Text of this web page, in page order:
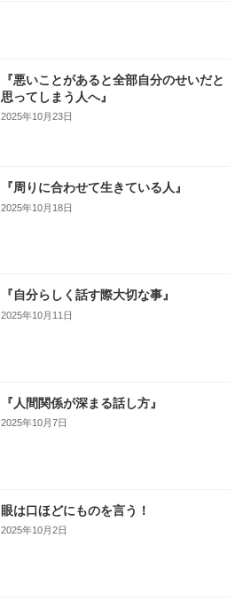
『悪いことがあると全部自分のせいだと
思ってしまう人へ』
2025年10月23日
『周りに合わせて生きている人』
2025年10月18日
『自分らしく話す際大切な事』
2025年10月11日
『人間関係が深まる話し方』
2025年10月7日
眼は口ほどにものを言う！
2025年10月2日